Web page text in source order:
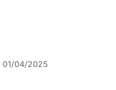
01/04/2025